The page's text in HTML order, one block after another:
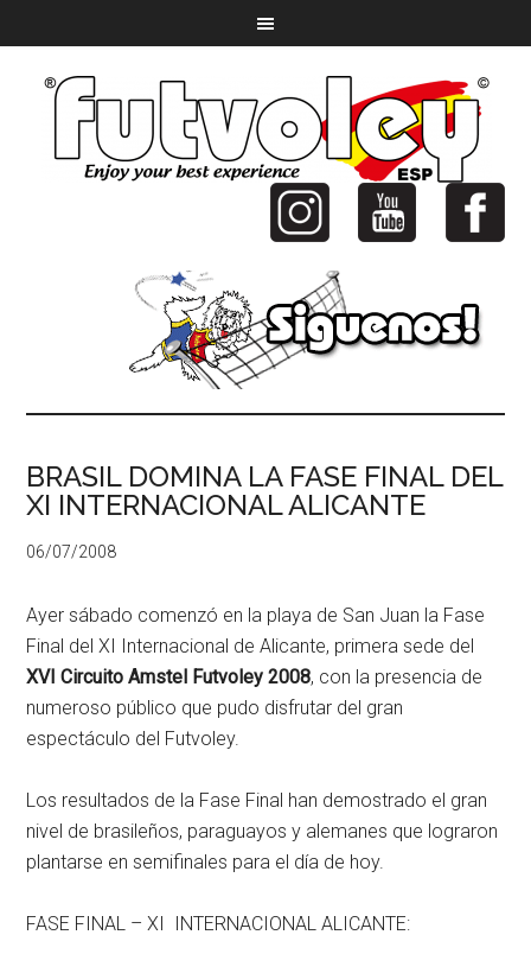
BRASIL DOMINA LA FASE FINAL DEL
XI INTERNACIONAL ALICANTE
06/07/2008
Ayer sábado comenzó en la playa de San Juan la Fase
Final del XI Internacional de Alicante, primera sede del
XVI Circuito Amstel Futvoley 2008, con la presencia de
numeroso público que pudo disfrutar del gran
espectáculo del Futvoley.
Los resultados de la Fase Final han demostrado el gran
nivel de brasileños, paraguayos y alemanes que lograron
plantarse en semifinales para el día de hoy.
FASE FINAL – XI INTERNACIONAL ALICANTE: